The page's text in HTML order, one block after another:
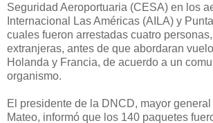
Seguridad Aeroportuaria (CESA) en los
Internacional Las Américas (AILA) y
cuales fueron arrestadas cuatro
extranjeras, antes de que abordaran
Holanda y Francia, de acuerdo a un
organismo.
El presidente de la DNCD, mayor
Mateo, informó que los 140 paquetes